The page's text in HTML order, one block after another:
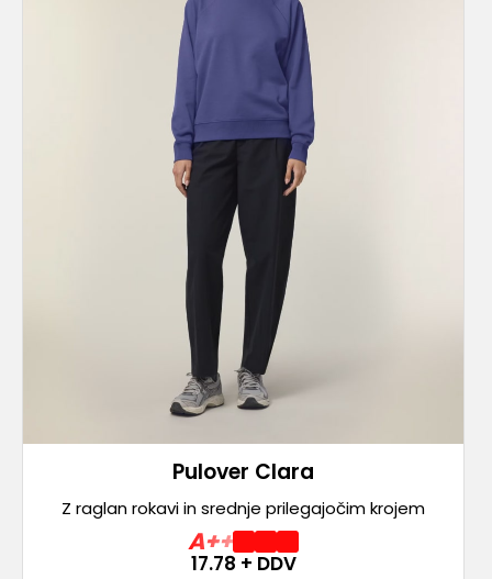
Pulover Clara
Z raglan rokavi in srednje prilegajočim krojem
A++
17.78 + DDV